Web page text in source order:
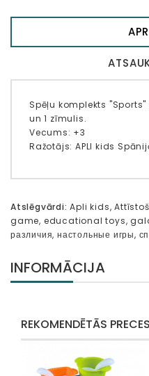
Spēļu komplekts
un 1 zīmulis.
Vecums: +3
Ražotājs: APLI kids
Atslēgvārdi: Apli kids,
game, educational toys,
различия,настольные игры,
INFORMĀCIJA
REKOMENDĒTĀS PRECES